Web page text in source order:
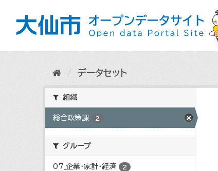
データセット
組織
総合政策課 2
グループ
07_企業・家計・経済 2